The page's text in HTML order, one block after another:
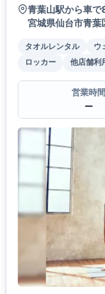
青葉山駅から車で
宮城県仙台市青
タオルレンタル ウ
ロッカー
他店舗利
営業時間
ー